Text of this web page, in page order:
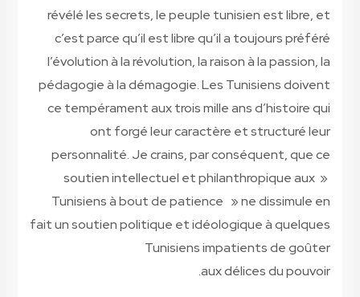
révélé les secrets, le peuple tunisien est libre, et
c’est parce qu’il est libre qu’il a toujours préféré
l’évolution à la révolution, la raison à la passion, la
pédagogie à la démagogie. Les Tunisiens doivent
ce tempérament aux trois mille ans d’histoire qui
ont forgé leur caractère et structuré leur
personnalité. Je crains, par conséquent, que ce
soutien intellectuel et philanthropique aux »
Tunisiens à bout de patience » ne dissimule en
fait un soutien politique et idéologique à quelques
Tunisiens impatients de goûter
aux délices du pouvoir.